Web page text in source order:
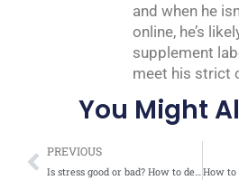
and when he
online, he’s
supplement
meet his strict
You Might
Prev
PREVIOUS
Is stress good or bad? How to deal with stress? (Malayalam)